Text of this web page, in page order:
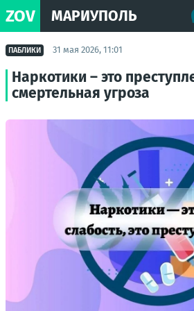
ZOV МАРИУПОЛЬ
ПАБЛИКИ 31 мая 2026, 11:01
Наркотики – это
смертельная угроза